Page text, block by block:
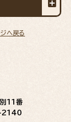
ジへ戻る
11番
2140